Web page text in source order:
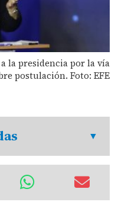
la presidencia por la vía
postulación. Foto: EFE